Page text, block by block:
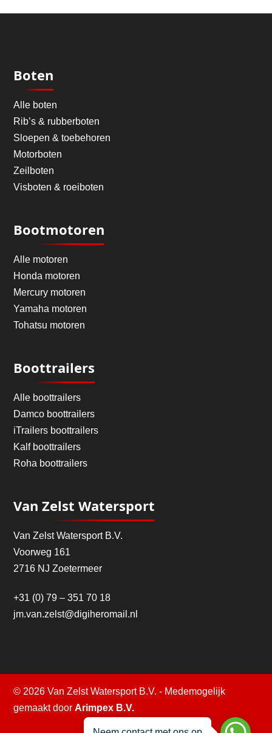
Boten
Alle boten
Rib’s & rubberboten
Sloepen & toebehoren
Motorboten
Zeilboten
Visboten & roeiboten
Bootmotoren
Alle motoren
Honda motoren
Mercury motoren
Yamaha motoren
Tohatsu motoren
Boottrailers
Alle boottrailers
Damco boottrailers
iTrailers boottrailers
Kalf boottrailers
Roha boottrailers
Van Zelst Watersport
Van Zelst Watersport B.V.
Voorweg 161
2716 NJ Zoetermeer
+31 (0) 79 – 351 70 18
jm.van.zelst@digiheromail.nl
© 2026 Van Zelst Watersport B.V. - Medemogelijk
gemaakt doorArimpex B.V.